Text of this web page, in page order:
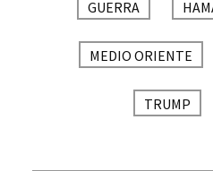
GUERRA
MEDIO ORIENTE
TRUMP